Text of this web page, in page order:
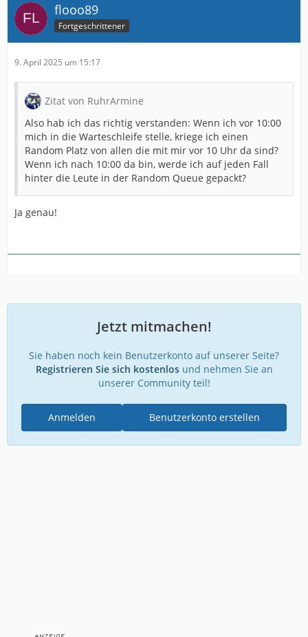
flooo89
Fortgeschrittener
9. April 2025 um 15:17
Zitat von RuhrArmine
Also hab ich das richtig verstanden: Wenn ich vor 10:00
mich in die Warteschleife stelle, kriege ich einen
Random Platz von allen die mit mir vor 10 Uhr da sind?
Wenn ich nach 10:00 da bin, werde ich auf jeden Fall
hinter die Leute in der Random Queue gepackt?
Ja genau!
Jetzt mitmachen!
Sie haben noch kein Benutzerkonto auf unserer Seite?
Registrieren Sie sich kostenlosund nehmen Sie an
unserer Community teil!
Benutzerkonto erstellen
Anmelden